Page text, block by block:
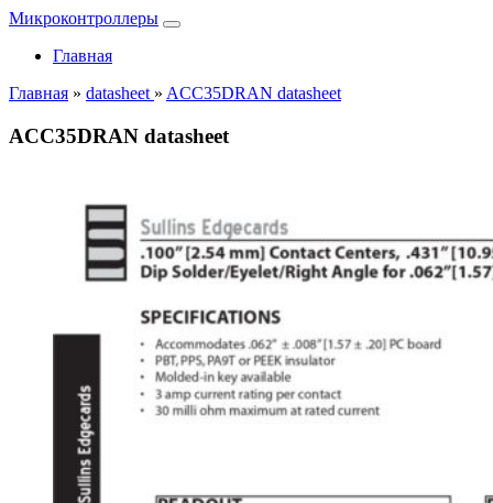
Микроконтроллеры
Главная
Главная » datasheet » ACC35DRAN datasheet
ACC35DRAN datasheet